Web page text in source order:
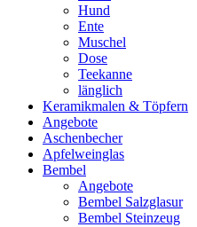
Hund
Ente
Muschel
Dose
Teekanne
länglich
Keramikmalen & Töpfern
Angebote
Aschenbecher
Apfelweinglas
Bembel
Angebote
Bembel Salzglasur
Bembel Steinzeug